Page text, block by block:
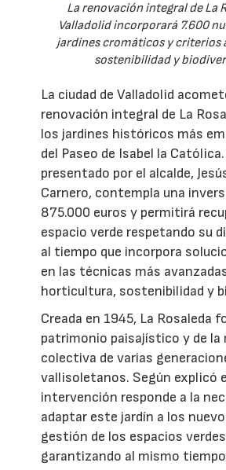
La renovación integral de La
Valladolid incorporará 7.600
jardines cromáticos y criterios
sostenibilidad y
La ciudad de Valladolid
renovación integral de La
los jardines históricos más
del Paseo de Isabel la
presentado por el alcalde,
Carnero, contempla una
875.000 euros y permitirá
espacio verde respetando su
al tiempo que incorpora
en las técnicas más
horticultura, sostenibilidad y
Creada en 1945, La Rosaleda
patrimonio paisajístico y de la
colectiva de varias
vallisoletanos. Según explicó
intervención responde a la
adaptar este jardín a los
gestión de los espacios
garantizando al mismo